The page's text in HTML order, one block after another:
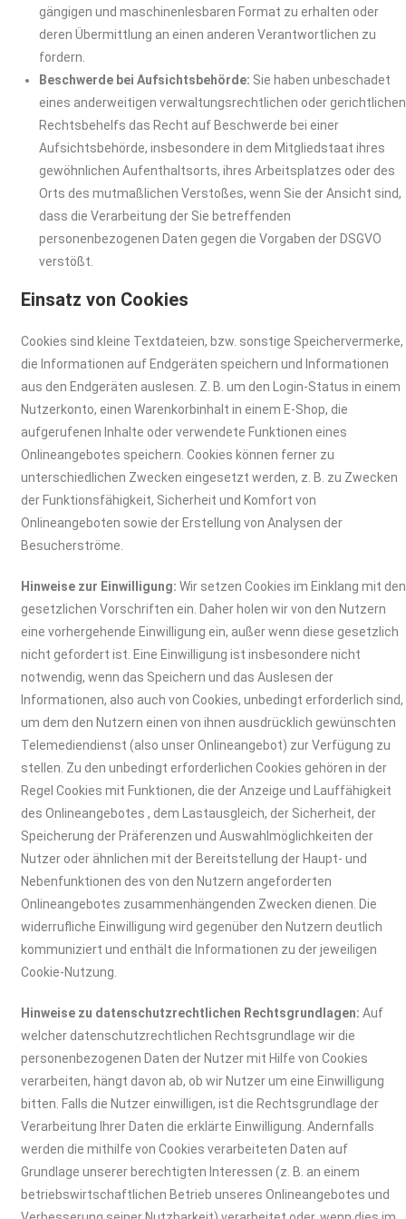
gängigen und maschinenlesbaren Format zu erhalten oder
deren Übermittlung an einen anderen Verantwortlichen zu
fordern.
Beschwerde bei Aufsichtsbehörde: Sie haben unbeschadet
eines anderweitigen verwaltungsrechtlichen oder gerichtlichen
Rechtsbehelfs das Recht auf Beschwerde bei einer
Aufsichtsbehörde, insbesondere in dem Mitgliedstaat ihres
gewöhnlichen Aufenthaltsorts, ihres Arbeitsplatzes oder des
Orts des mutmaßlichen Verstoßes, wenn Sie der Ansicht sind,
dass die Verarbeitung der Sie betreffenden
personenbezogenen Daten gegen die Vorgaben der DSGVO
verstößt.
Einsatz von Cookies
Cookies sind kleine Textdateien, bzw. sonstige Speichervermerke,
die Informationen auf Endgeräten speichern und Informationen
aus den Endgeräten auslesen. Z. B. um den Login-Status in einem
Nutzerkonto, einen Warenkorbinhalt in einem E-Shop, die
aufgerufenen Inhalte oder verwendete Funktionen eines
Onlineangebotes speichern. Cookies können ferner zu
unterschiedlichen Zwecken eingesetzt werden, z. B. zu Zwecken
der Funktionsfähigkeit, Sicherheit und Komfort von
Onlineangeboten sowie der Erstellung von Analysen der
Besucherströme.
Hinweise zur Einwilligung:Wir setzen Cookies im Einklang mit den
gesetzlichen Vorschriften ein. Daher holen wir von den Nutzern
eine vorhergehende Einwilligung ein, außer wenn diese gesetzlich
nicht gefordert ist. Eine Einwilligung ist insbesondere nicht
notwendig, wenn das Speichern und das Auslesen der
Informationen, also auch von Cookies, unbedingt erforderlich sind,
um dem den Nutzern einen von ihnen ausdrücklich gewünschten
Telemediendienst (also unser Onlineangebot) zur Verfügung zu
stellen. Zu den unbedingt erforderlichen Cookies gehören in der
Regel Cookies mit Funktionen, die der Anzeige und Lauffähigkeit
des Onlineangebotes , dem Lastausgleich, der Sicherheit, der
Speicherung der Präferenzen und Auswahlmöglichkeiten der
Nutzer oder ähnlichen mit der Bereitstellung der Haupt- und
Nebenfunktionen des von den Nutzern angeforderten
Onlineangebotes zusammenhängenden Zwecken dienen. Die
widerrufliche Einwilligung wird gegenüber den Nutzern deutlich
kommuniziert und enthält die Informationen zu der jeweiligen
Cookie-Nutzung.
Hinweise zu datenschutzrechtlichen Rechtsgrundlagen:Auf
welcher datenschutzrechtlichen Rechtsgrundlage wir die
personenbezogenen Daten der Nutzer mit Hilfe von Cookies
verarbeiten, hängt davon ab, ob wir Nutzer um eine Einwilligung
bitten. Falls die Nutzer einwilligen, ist die Rechtsgrundlage der
Verarbeitung Ihrer Daten die erklärte Einwilligung. Andernfalls
werden die mithilfe von Cookies verarbeiteten Daten auf
Grundlage unserer berechtigten Interessen (z. B. an einem
betriebswirtschaftlichen Betrieb unseres Onlineangebotes und